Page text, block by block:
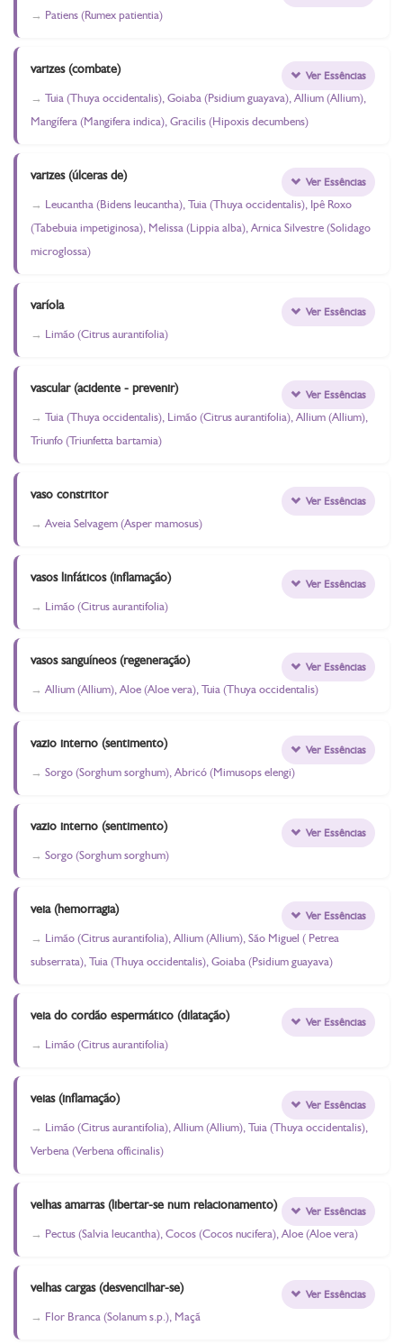
Patiens (Rumex patientia)
varizes (combate)
Tuia (Thuya occidentalis), Goiaba (Psidium guayava), Allium (Allium),
Mangífera (Mangifera indica), Gracilis (Hipoxis decumbens)
Ver Essências
varizes (úlceras de)
Leucantha (Bidens leucantha), Tuia (Thuya occidentalis), Ipê Roxo
(Tabebuia impetiginosa), Melissa (Lippia alba), Arnica Silvestre (Solidago
microglossa)
Ver Essências
varíola
Limão (Citrus aurantifolia)
Ver Essências
vascular (acidente - prevenir)
Tuia (Thuya occidentalis), Limão (Citrus aurantifolia), Allium (Allium),
Triunfo (Triunfetta bartamia)
Ver Essências
vaso constritor
Aveia Selvagem (Asper mamosus)
Ver Essências
vasos linfáticos (inflamação)
Limão (Citrus aurantifolia)
Ver Essências
vasos sanguíneos (regeneração)
Allium (Allium), Aloe (Aloe vera), Tuia (Thuya occidentalis)
Ver Essências
vazio interno (sentimento)
Sorgo (Sorghum sorghum), Abricó (Mimusops elengi)
Ver Essências
vazio interno (sentimento)
Sorgo (Sorghum sorghum)
Ver Essências
veia (hemorragia)
Limão (Citrus aurantifolia), Allium (Allium), São Miguel ( Petrea
subserrata), Tuia (Thuya occidentalis), Goiaba (Psidium guayava)
Ver Essências
veia do cordão espermático (dilatação)
Limão (Citrus aurantifolia)
Ver Essências
veias (inflamação)
Limão (Citrus aurantifolia), Allium (Allium), Tuia (Thuya occidentalis),
Verbena (Verbena officinalis)
Ver Essências
velhas amarras (libertar-se num relacionamento)
Pectus (Salvia leucantha), Cocos (Cocos nucifera), Aloe (Aloe vera)
Ver Essências
velhas cargas (desvencilhar-se)
Flor Branca (Solanum s.p.), Maçã
Ver Essências